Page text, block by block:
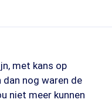
met kans op
nog waren de
niet meer kunnen